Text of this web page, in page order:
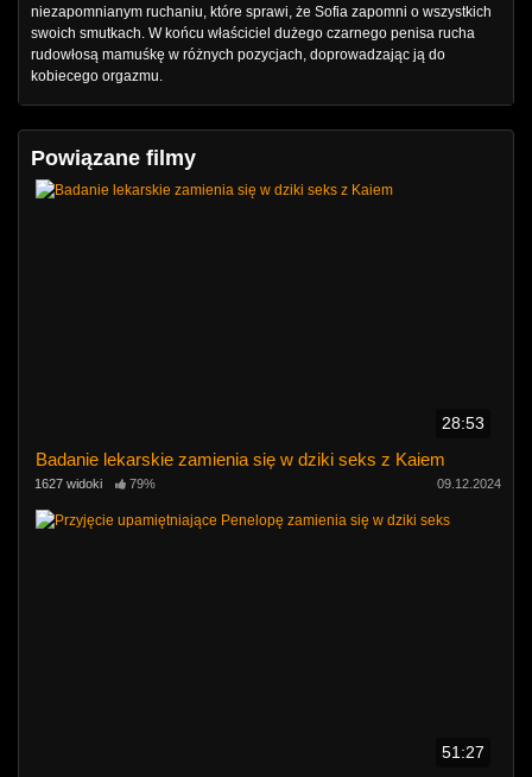
niezapomnianym ruchaniu, które sprawi, że Sofia zapomni o wszystkich
swoich smutkach. W końcu właściciel dużego czarnego penisa rucha
rudowłosą mamuśkę w różnych pozycjach, doprowadzając ją do
kobiecego orgazmu.
Powiązane filmy
28:53
Badanie lekarskie zamienia się w dziki seks z Kaiem
1627 widoki 79% 09.12.2024
51:27